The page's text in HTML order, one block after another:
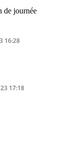
journée
16:28
17:18